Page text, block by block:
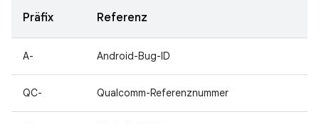
Präfix Referenz
A- Android-Bug-ID
QC- Qualcomm-Referenznummer